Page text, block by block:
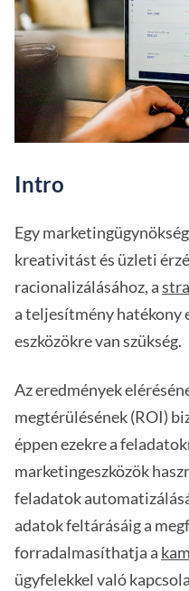
Intro
Egy
kreativitást és üzleti
racionalizálásához, a
a teljesítmény hatékony
eszközökre van szükség.
Az eredmények
megtérülésének (ROI)
éppen ezekre a
marketingeszközök
feladatok
adatok feltárásáig a
forradalmasíthatja a
ügyfelekkel való